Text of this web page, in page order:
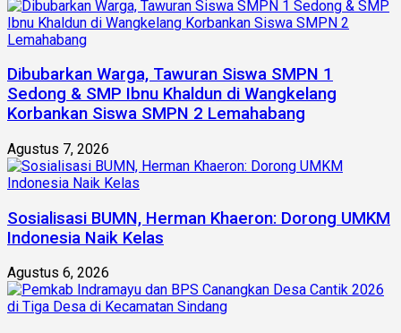
Dibubarkan Warga, Tawuran Siswa SMPN 1
Sedong & SMP Ibnu Khaldun di Wangkelang
Korbankan Siswa SMPN 2 Lemahabang
Agustus 7, 2026
Sosialisasi BUMN, Herman Khaeron: Dorong UMKM
Indonesia Naik Kelas
Agustus 6, 2026